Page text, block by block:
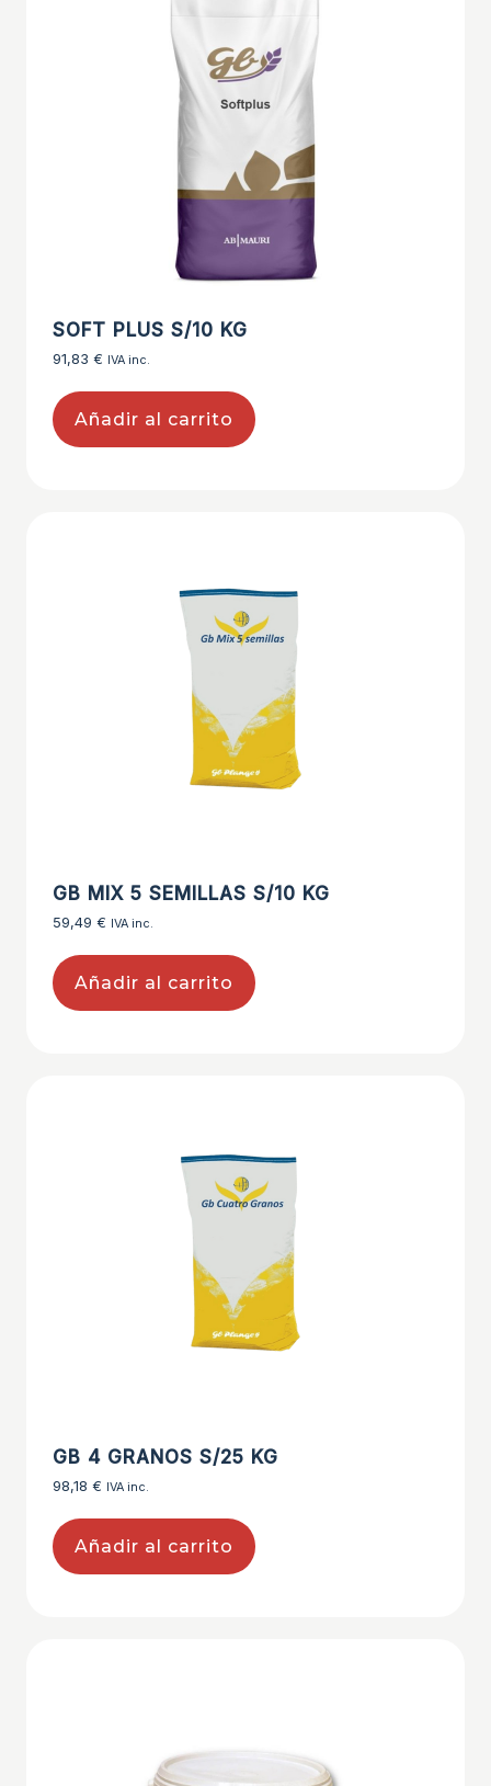
SOFT PLUS S/10 KG
91,83 € IVA inc.
Añadir al carrito
GB MIX 5 SEMILLAS S/10 KG
59,49 € IVA inc.
Añadir al carrito
GB 4 GRANOS S/25 KG
98,18 € IVA inc.
Añadir al carrito